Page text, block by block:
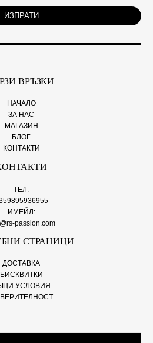
ИЗПРАТИ
ВРЪЗКИ
НАЧАЛО
ЗА НАС
МАГАЗИН
БЛОГ
КОНТАКТИ
ТЕЛ:
ИМЕЙЛ:
passion.com
СТРАНИЦИ
ДОСТАВКА
БИСКВИТКИ
УСЛОВИЯ